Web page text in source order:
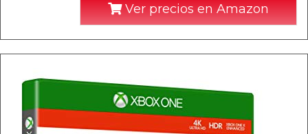
Ver precios en Amazon